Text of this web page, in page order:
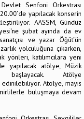
Senfoni Orkestrası
yapılacak konserin
AASSM, Gündüz
şubat ayında da ev
ve yazar Öğüt’ün
yolculuğuna çıkarken,
katılımcılara yeni
yapılacak atölye, Müzik
başlayacak. Atölye
Atölye, mayıs
buluşmaya devam